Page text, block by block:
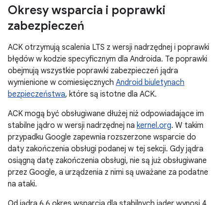
Okresy wsparcia i poprawki
zabezpieczeń
ACK otrzymują scalenia LTS z wersji nadrzędnej i poprawki
błędów w kodzie specyficznym dla Androida. Te poprawki
obejmują wszystkie poprawki zabezpieczeń jądra
wymienione w comiesięcznych Android biuletynach
bezpieczeństwa, które są istotne dla ACK.
ACK mogą być obsługiwane dłużej niż odpowiadające im
stabilne jądro w wersji nadrzędnej na kernel.org. W takim
przypadku Google zapewnia rozszerzone wsparcie do
daty zakończenia obsługi podanej w tej sekcji. Gdy jądra
osiągną datę zakończenia obsługi, nie są już obsługiwane
przez Google, a urządzenia z nimi są uważane za podatne
na ataki.